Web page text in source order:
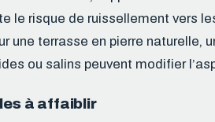
le risque de ruissellement vers
une terrasse en pierre naturelle,
ou salins peuvent modifier
à affaiblir